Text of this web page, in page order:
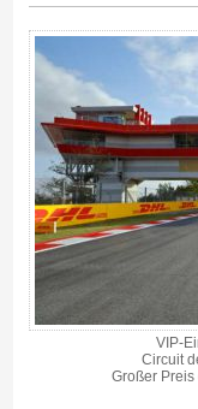
VIP-
Circuit
Großer